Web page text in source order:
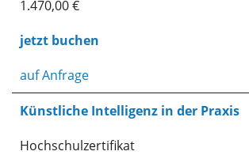
1.470,00 €
jetzt buchen
auf Anfrage
Künstliche Intelligenz in der Praxis
Hochschulzertifikat